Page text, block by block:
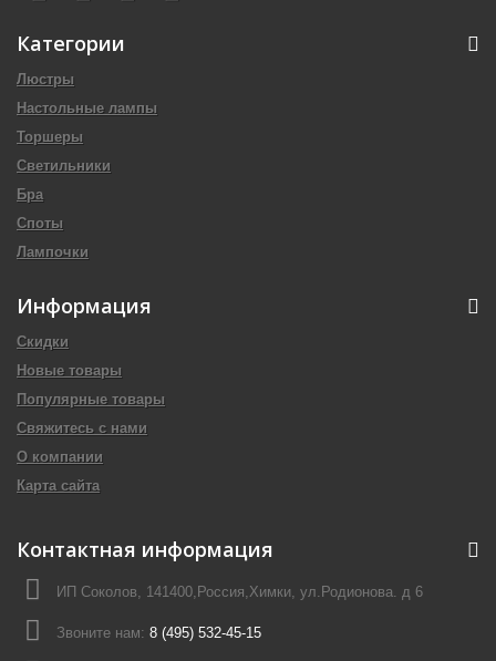
Категории
Люстры
Настольные лампы
Торшеры
Светильники
Бра
Споты
Лампочки
Информация
Скидки
Новые товары
Популярные товары
Свяжитесь с нами
О компании
Карта сайта
Контактная информация
ИП Соколов, 141400,Россия,Химки, ул.Родионова. д 6
Звоните нам: 8 (495) 532-45-15